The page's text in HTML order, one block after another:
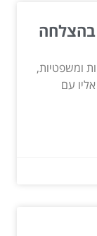
בהצלחה
ומשפטיות,
עם